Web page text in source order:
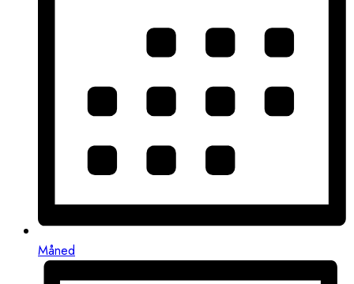
Måned